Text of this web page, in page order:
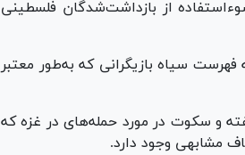
از بازداشت‌شدگان فلسطینی
سیاه بازیگرانی که به‌طور معتبر
و سکوت در مورد حمله‌های در غزه که